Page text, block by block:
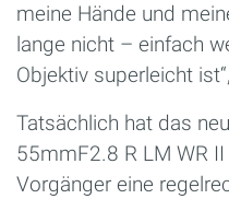
meine Hände und
lange nicht – einfach
Objektiv superleicht
Tatsächlich hat das
55mmF2.8 R LM WR
Vorgänger eine